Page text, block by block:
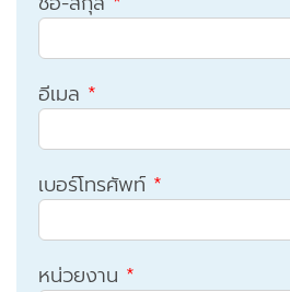
อีเมล *
เบอร์โทรศัพท์ *
หน่วยงาน *